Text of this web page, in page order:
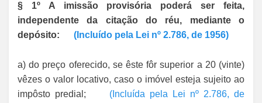
§ 1º A imissão provisória poderá ser feita,
independente da citação do réu, mediante o
depósito: (Incluído pela Lei nº 2.786, de 1956)
a) do preço oferecido, se êste fôr superior a 20 (vinte)
vêzes o valor locativo, caso o imóvel esteja sujeito ao
impôsto predial; (Incluída pela Lei nº 2.786, de